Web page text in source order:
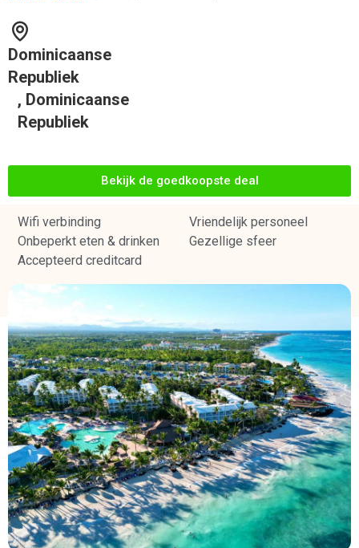
Dominicaanse
Republiek
, Dominicaanse
Republiek
Bekijk de goedkoopste deal
Wifi verbinding
Vriendelijk personeel
Onbeperkt eten & drinken
Gezellige sfeer
Accepteerd creditcard